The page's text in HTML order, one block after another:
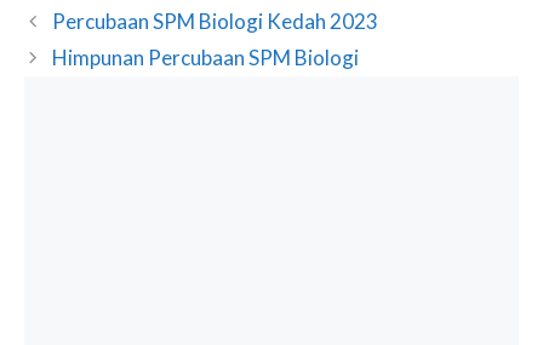
Percubaan SPM Biologi Kedah 2023
Himpunan Percubaan SPM Biologi